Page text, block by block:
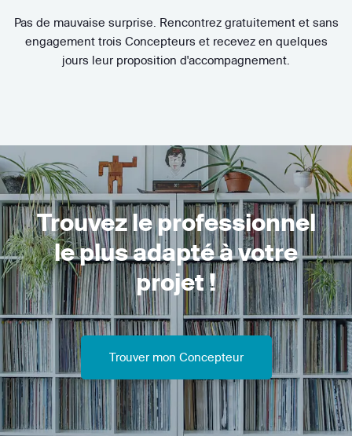
Pas de mauvaise surprise. Rencontrez gratuitement et sans
engagement trois Concepteurs et recevez en quelques
jours leur proposition d'accompagnement.
Trouvez le professionnel
le plus adapté à votre
projet !
Trouver mon Concepteur